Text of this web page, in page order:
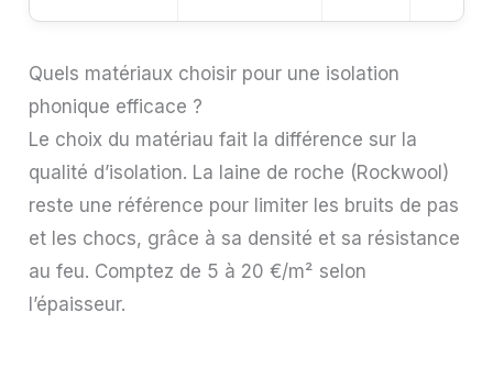
Quels matériaux choisir pour une isolation
phonique efficace ?
Le choix du matériau fait la différence sur la
qualité d’isolation. La laine de roche (Rockwool)
reste une référence pour limiter les bruits de pas
et les chocs, grâce à sa densité et sa résistance
au feu. Comptez de 5 à 20 €/m² selon
l’épaisseur.